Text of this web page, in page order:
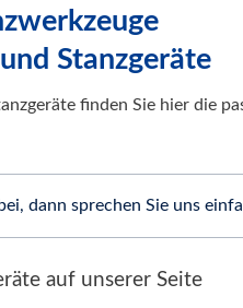
Stanzgeräte
finden Sie hier die
dann sprechen Sie uns
auf unserer Seite